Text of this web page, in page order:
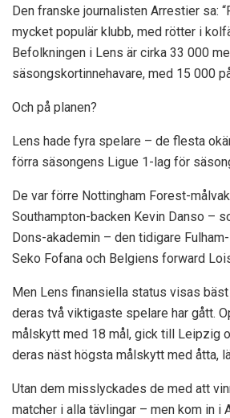
Den franske journalisten Arrestier sa:
mycket populär klubb, med rötter i
Befolkningen i Lens är cirka 33 000
säsongskortinnehavare, med 15 000
Och på planen?
Lens hade fyra spelare – de flesta
förra säsongens Ligue 1-lag för
De var förre Nottingham Forest-
Southampton-backen Kevin Danso –
Dons-akademin – den tidigare
Seko Fofana och Belgiens forward
Men Lens finansiella status visas
deras två viktigaste spelare har gått.
målskytt med 18 mål, gick till Leipzig
deras näst högsta målskytt med åtta,
Utan dem misslyckades de med att
matcher i alla tävlingar – men kom in i